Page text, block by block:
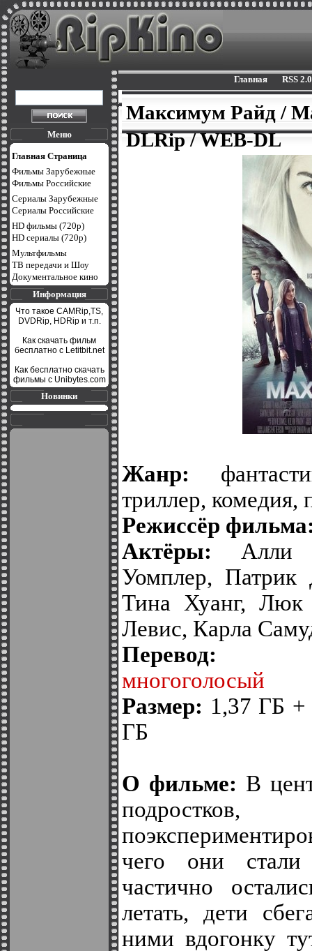
Главная RSS 2.0
Меню
Главная Страница
Фильмы Зарубежные
Фильмы Российские
Сериалы Зарубежные
Сериалы Российские
HD фильмы (720p)
HD сериалы (720p)
Мультфильмы
ТВ передачи и Шоу
Документальное кино
Информация
Что такое CAMRip,TS,
DVDRip, HDRip и т.п.
Как скачать фильм
бесплатно с Letitbit.net
Как бесплатно скачать
фильмы с Unibytes.com
Новинки
Максимум Райд /
DLRip / WEB-DL
Жанр:
триллер, комедия,
Режиссёр
Актёры: Алли
Уомплер,
Тина Хуанг, Люк
Левис, Карла
многоголосый
Размер: 1,37 ГБ
ГБ
О фильме: В
чего они
частично
летать, дети
ними вдогонку